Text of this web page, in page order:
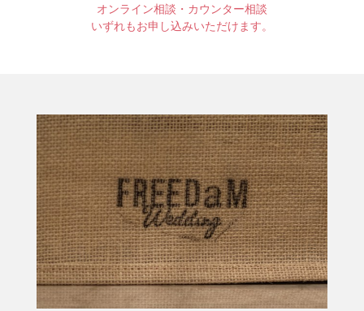
オンライン相談・カウンター相談
いずれもお申し込みいただけます。